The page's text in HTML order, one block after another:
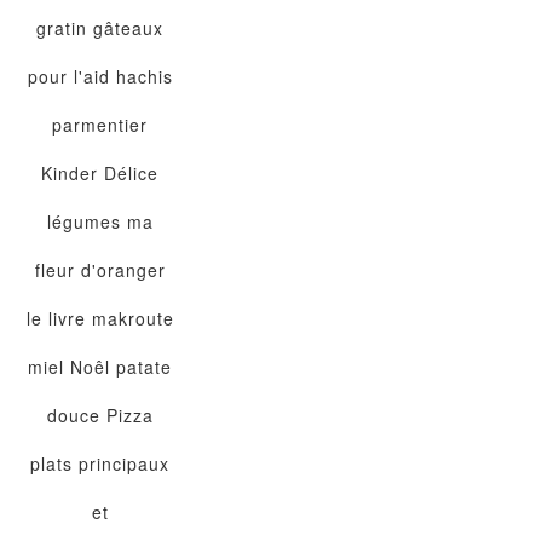
gratin gâteaux
pour l'aid hachis
parmentier
Kinder Délice
légumes ma
fleur d'oranger
le livre makroute
miel Noêl patate
douce Pizza
plats principaux
et